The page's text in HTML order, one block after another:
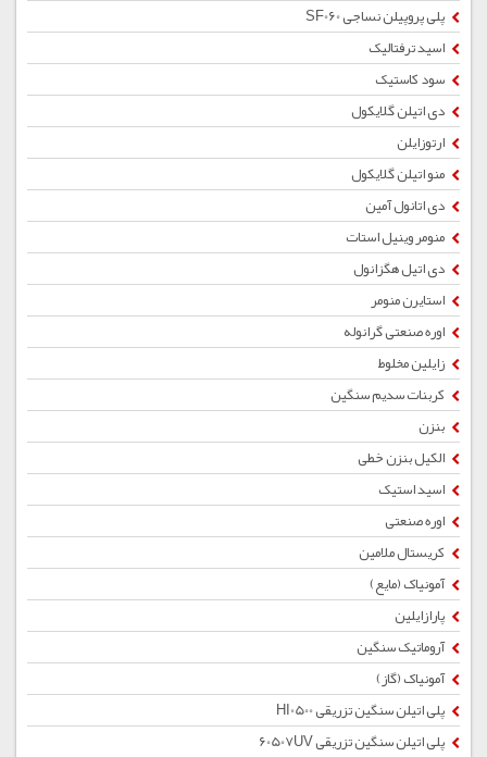
پلی پروپیلن نساجی SF060
اسید ترفتالیک
سود کاستیک
دی اتیلن گلایکول
ارتوزایلن
منو اتیلن گلایکول
دی اتانول آمین
منومر وینیل استات
دی اتیل هگزانول
استایرن منومر
اوره صنعتی گرانوله
زایلین مخلوط
کربنات سدیم سنگین
بنزن
الکیل بنزن خطی
اسید استیک
اوره صنعتی
کریستال ملامین
آمونیاک (مایع)
پارازایلین
آروماتیک سنگین
آمونیاک (گاز)
پلی اتیلن سنگین تزریقی HI0500
پلی اتیلن سنگین تزریقی 60507UV